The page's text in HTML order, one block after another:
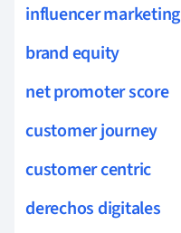
influencer marketing
brand equity
net promoter score
customer journey
customer centric
derechos digitales